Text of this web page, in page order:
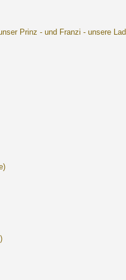
Prinz - und Franzi - unsere